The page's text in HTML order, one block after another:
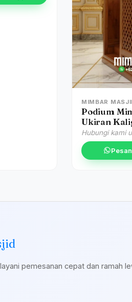
MIMBAR
Podium
Ukiran
Kubah
Bandung
Hubungi kami
pemesanan cepat dan ramah